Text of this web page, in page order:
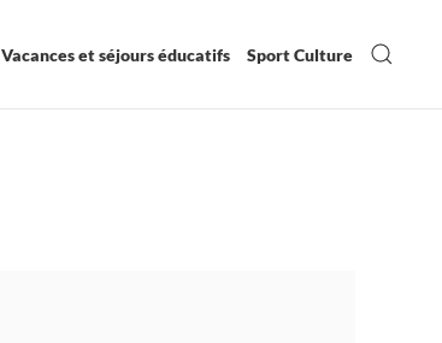
Vacances et séjours éducatifs Sport Culture